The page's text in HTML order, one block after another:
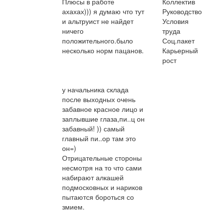
ахахах))) я думаю что тут
и альтруист не найдет
ничего
положительного.было
несколько норм пацанов.
у начальника склада
после выходных очень
забавное красное лицо и
заплывшие глаза,пи..ц он
забавный! )) самый
главный пи..ор там это
он=)
Отрицательные стороны
несмотря на то что сами
набирают алкашей
подмосковных и нариков
пытаются бороться со
змием.
Руководство
Условия
труда
Соц.пакет
Карьерный
рост